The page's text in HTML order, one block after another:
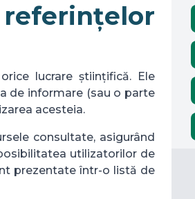
lucrare științifică. Ele
de informare (sau o parte
acesteia.
consultate, asigurând
utilizatorilor de
prezentate într-o listă de